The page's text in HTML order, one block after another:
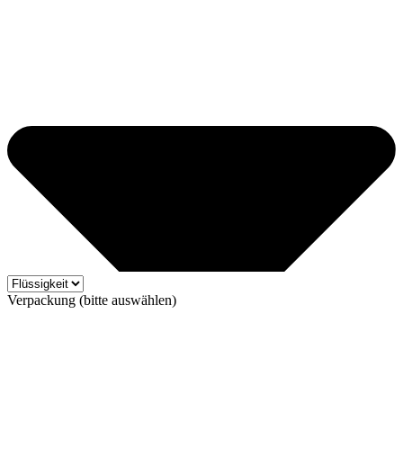
Verpackung (bitte auswählen)